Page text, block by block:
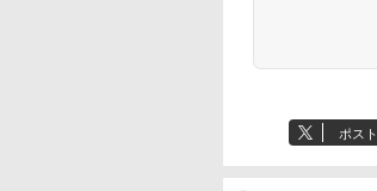
ポスト